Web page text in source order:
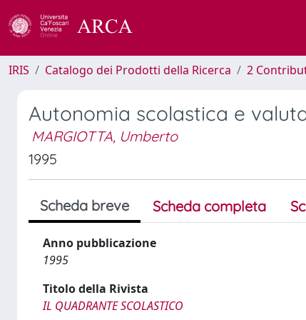
IRIS Catalogo dei Prodotti della Ricerca 2
Autonomia scolastica e
MARGIOTTA, Umberto
1995
Scheda breve Scheda completa
Anno pubblicazione
1995
Titolo della Rivista
IL QUADRANTE SCOLASTICO